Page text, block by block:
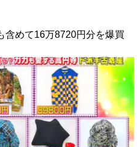
含めて16万8720円分を爆買